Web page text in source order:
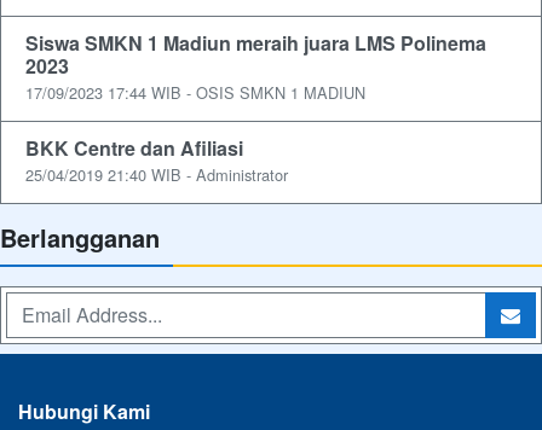
Siswa SMKN 1 Madiun meraih juara LMS Polinema
2023
17/09/2023 17:44 WIB - OSIS SMKN 1 MADIUN
BKK Centre dan Afiliasi
25/04/2019 21:40 WIB - Administrator
Berlangganan
Hubungi Kami